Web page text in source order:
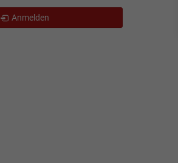
Anmelden